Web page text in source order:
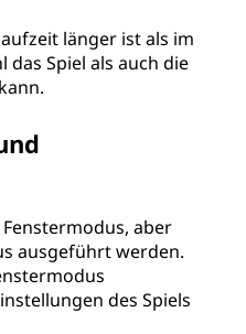
länger ist als im
Spiel als auch die
aber
ausgeführt werden.
des Spiels